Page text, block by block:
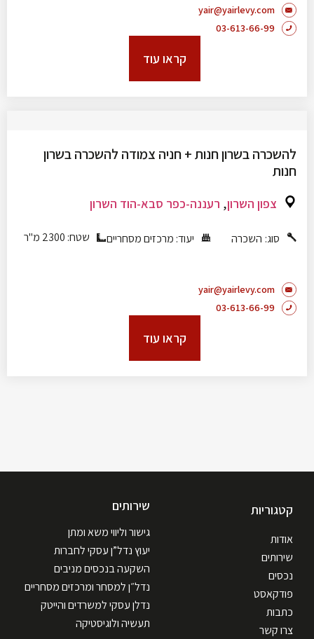
yair@yairlevy.com
03-613-66-99
קראו עוד
להשכרה בשרון חנות + חניה צמודה להשכרה בשרון
חנות
צפון השרון, רעננה-כפר סבא-הוד השרון
סוג: השכרה יעוד: מרכזים מסחריים שטח: 2300 מ"ר
yair@yairlevy.com
03-613-66-99
קראו עוד
קטגוריות
אודות
שירותים
נכסים
פודקאסט
כתבות
צרו קשר
שירותים
גישור וליווי משא ומתן
יעוץ נדל”ן עסקי לחברות
השקעה בנכסים מניבים
נדל״ן למסחר ומרכזים מסחריים
נדלן עסקי למשרדים והייטק
תעשיה ולוגיסטיקה